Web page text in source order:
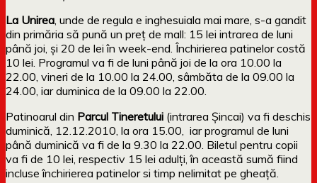
La Unirea , unde de regula e inghesuiala mai mare, s-a gandit
din primăria să pună un preț de mall: 15 lei intrarea de luni
până joi, și 20 de lei în week-end. Închirierea patinelor costă
10 lei. Programul va fi de luni până joi de la ora 10.00 la
22.00, vineri de la 10.00 la 24.00, sâmbăta de la 09.00 la
24.00, iar duminica de la 09.00 la 22.00.
Patinoarul din Parcul Tineretului (intrarea Șincai) va fi deschis
duminică, 12.12.2010, la ora 15.00, iar programul de luni
până duminică va fi de la 9.30 la 22.00. Biletul pentru copii
va fi de 10 lei, respectiv 15 lei adulți, în această sumă fiind
incluse închirierea patinelor si timp nelimitat pe gheață.